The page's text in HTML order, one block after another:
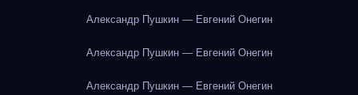
Александр Пушкин — Евгений Онегин
Александр Пушкин — Евгений Онегин
Александр Пушкин — Евгений Онегин